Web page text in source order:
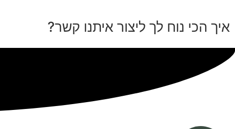
איך הכי נוח לך ליצור איתנו קשר?​